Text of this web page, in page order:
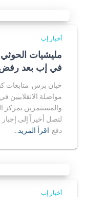
أخبار إب
في إب بعد رفض
خبان
مواصلة الانقلابيين
والمستثمرين بمركز
لتصل أخيراً إلى
دفع اقرأ المزيد…
أخبار إب